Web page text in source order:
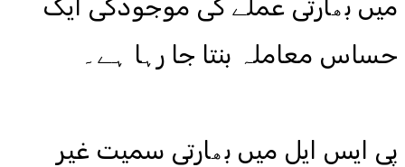
میں بھارتی عملے کی موجودگی ایک
حساس معاملہ بنتا جا رہا ہے۔
پی ایس ایل میں بھارتی سمیت غیر